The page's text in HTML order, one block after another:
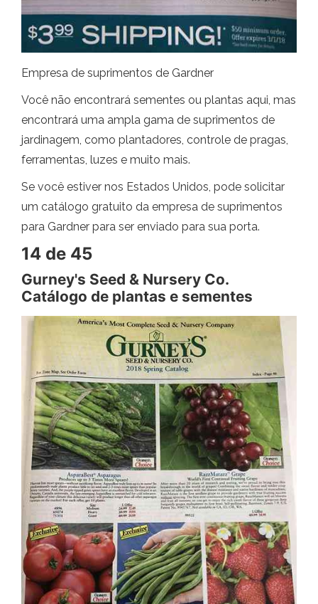
Empresa de suprimentos de Gardner
Você não encontrará sementes ou plantas aqui, mas
encontrará uma ampla gama de suprimentos de
jardinagem, como plantadores, controle de pragas,
ferramentas, luzes e muito mais.
Se você estiver nos Estados Unidos, pode solicitar
um catálogo gratuito da empresa de suprimentos
para Gardner para ser enviado para sua porta.
14 de 45
Gurney's Seed & Nursery Co.
Catálogo de plantas e sementes